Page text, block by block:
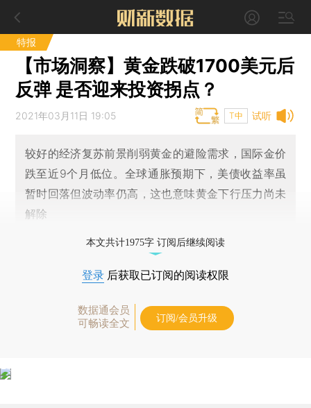
特报
【市场洞察】黄金跌破1700美元后
反弹 是否迎来投资拐点？
试听
2021年03月11日 19:05 T中
较好的经济复苏前景削弱黄金的避险需求，国际金价
跌至近9个月低位。全球通胀预期下，美债收益率虽
暂时回落但波动率仍高，这也意味黄金下行压力尚未
解除
本文共计1975字 订阅后继续阅读
登录 后获取已订阅的阅读权限
数据通会员
可畅读全文
订阅/会员升级